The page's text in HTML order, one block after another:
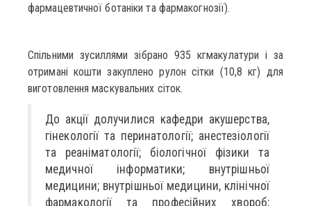
фармацевтичної ботаніки та фармакогнозії).
Спільними зусиллями зібрано 935 кгмакулатури і за
отримані кошти закуплено рулон сітки (10,8 кг) для
виготовлення маскувальних сіток.
До акції долучилися кафедри акушерства,
гінекології та перинатології; анестезіології
та реаніматології; біологічної фізики та
медичної інформатики; внутрішньої
медицини; внутрішньої медицини, клінічної
фармакології та професійних хвороб;